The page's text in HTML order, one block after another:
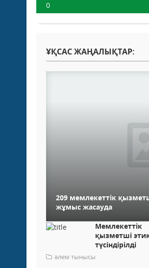
0
ҰҚСАС ЖАҢАЛЫҚТАР:
209 мемлекеттік
жұмыс жасауда
Мемлекеттік
қызметші
түсіндірілді
әлем тынысы